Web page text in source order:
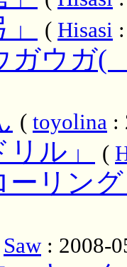
( Hisasi
ガウガ(
( toyolina :
ル」 (
ーリン
Saw: 2008-